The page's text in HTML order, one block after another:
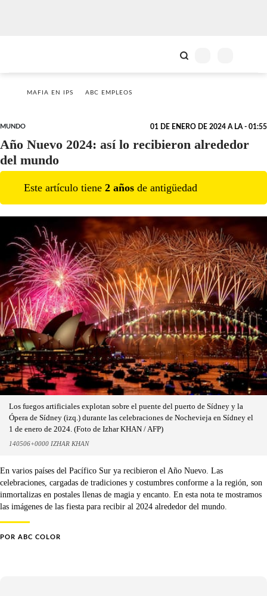
MAFIA EN IPS ABC EMPLEOS
MUNDO 01 DE ENERO DE 2024 A LA - 01:55
Año Nuevo 2024: así lo recibieron alrededor
del mundo
Este artículo tiene 2 años de antigüedad
Los fuegos artificiales explotan sobre el puente del puerto de Sídney y la
Ópera de Sídney (izq.) durante las celebraciones de Nochevieja en Sídney el
1 de enero de 2024. (Foto de Izhar KHAN / AFP)
140506+0000 IZHAR KHAN
En varios países del Pacífico Sur ya recibieron el Año Nuevo. Las
celebraciones, cargadas de tradiciones y costumbres conforme a la región, son
inmortalizas en postales llenas de magia y encanto. En esta nota te mostramos
las imágenes de las fiesta para recibir al 2024 alrededor del mundo.
POR ABC COLOR